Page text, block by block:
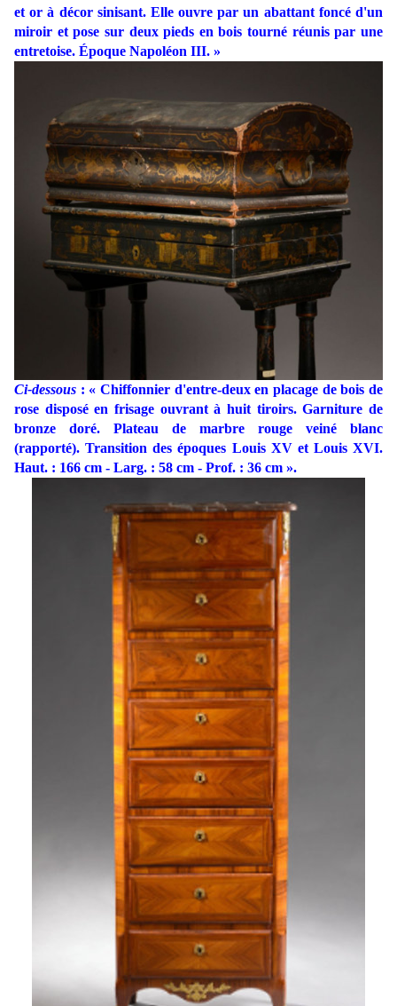
et or à décor sinisant. Elle ouvre par un abattant foncé d'un
miroir et pose sur deux pieds en bois tourné réunis par une
entretoise. Époque Napoléon III. »
Ci-dessous : « Chiffonnier d'entre-deux en placage de bois de
rose disposé en frisage ouvrant à huit tiroirs. Garniture de
bronze doré. Plateau de marbre rouge veiné blanc
(rapporté). Transition des époques Louis XV et Louis XVI.
Haut. : 166 cm - Larg. : 58 cm - Prof. : 36 cm ».